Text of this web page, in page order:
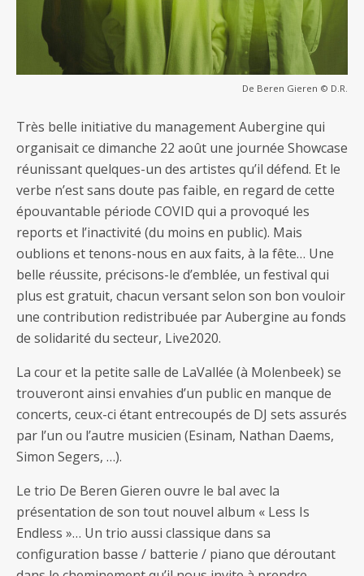
De Beren Gieren © D.R.
Très belle initiative du management Aubergine qui
organisait ce dimanche 22 août une journée Showcase
réunissant quelques-un des artistes qu’il défend. Et le
verbe n’est sans doute pas faible, en regard de cette
épouvantable période COVID qui a provoqué les
reports et l’inactivité (du moins en public). Mais
oublions et tenons-nous en aux faits, à la fête… Une
belle réussite, précisons-le d’emblée, un festival qui
plus est gratuit, chacun versant selon son bon vouloir
une contribution redistribuée par Aubergine au fonds
de solidarité du secteur, Live2020.
La cour et la petite salle de LaVallée (à Molenbeek) se
trouveront ainsi envahies d’un public en manque de
concerts, ceux-ci étant entrecoupés de DJ sets assurés
par l’un ou l’autre musicien (Esinam, Nathan Daems,
Simon Segers, …).
Le trio De Beren Gieren ouvre le bal avec la
présentation de son tout nouvel album « Less Is
Endless »… Un trio aussi classique dans sa
configuration basse / batterie / piano que déroutant